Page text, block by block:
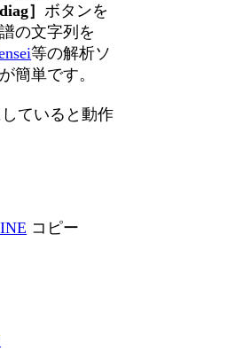
diag］ ボタンを
の文字列を
等の解析ソ
簡単です。
ていると動作
コピー